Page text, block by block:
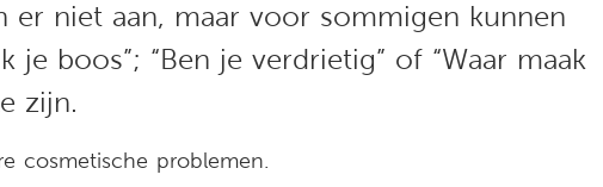
niet aan, maar voor sommigen kunnen
boos”; “Ben je verdrietig” of “Waar maak
zijn.
cosmetische problemen.